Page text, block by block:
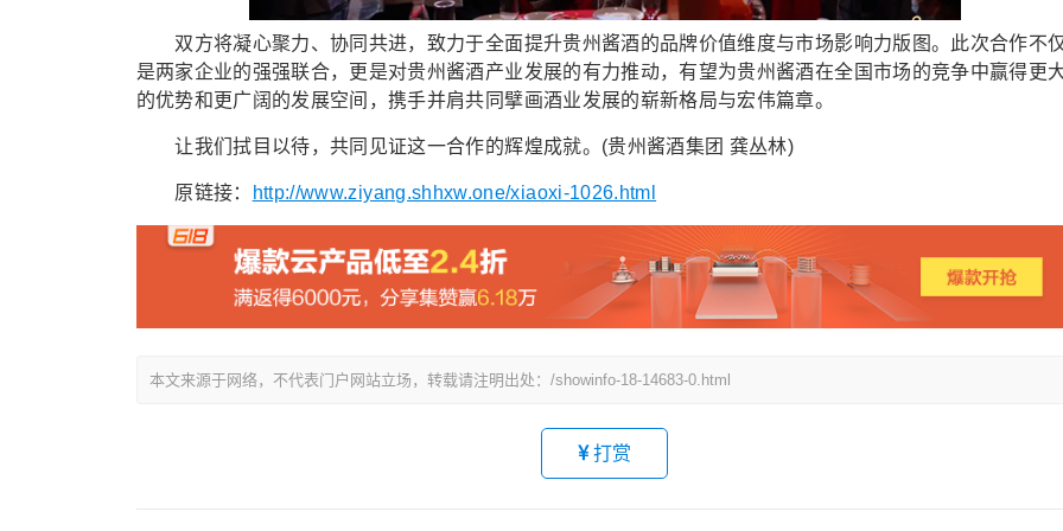
双方将凝心聚力、协同共进，致力于全面提升贵州酱酒的品牌价值维度与市场影响力版图。此次合作不
是两家企业的强强联合，更是对贵州酱酒产业发展的有力推动，有望为贵州酱酒在全国市场的竞争中赢得更
的优势和更广阔的发展空间，携手并肩共同擘画酒业发展的崭新格局与宏伟篇章。
让我们拭目以待，共同见证这一合作的辉煌成就。(贵州酱酒集团 龚丛林)
原链接： http://www.ziyang.shhxw.one/xiaoxi-1026.html
本文来源于网络，不代表门户网站立场，转载请注明出处：/showinfo-18-14683-0.html
打赏